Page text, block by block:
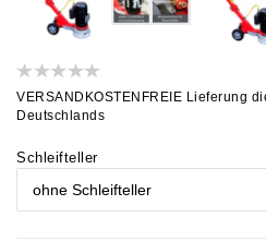
VERSANDKOSTENFREIE Lieferung
Deutschlands
Schleifteller